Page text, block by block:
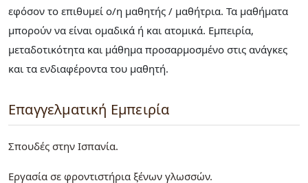
εφόσον το επιθυμεί ο/η μαθητής / μαθήτρια. Τα μαθήματα
μπορούν να είναι ομαδικά ή και ατομικά. Εμπειρία,
μεταδοτικότητα και μάθημα προσαρμοσμένο στις ανάγκες
και τα ενδιαφέροντα του μαθητή.
Επαγγελματική Εμπειρία
Σπουδές στην Ισπανία.
Εργασία σε φροντιστήρια ξένων γλωσσών.